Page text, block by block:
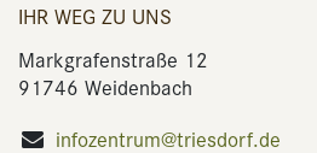
IHR WEG ZU UNS
Markgrafenstraße 12
91746 Weidenbach
infozentrum@triesdorf.de